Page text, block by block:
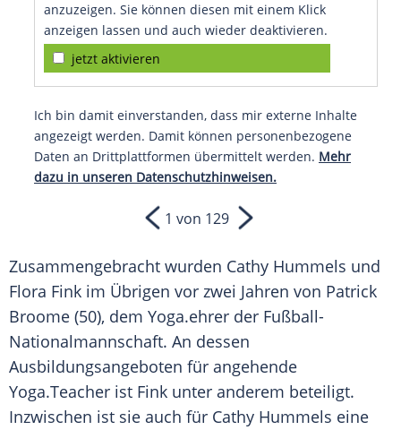
anzuzeigen. Sie können diesen mit einem Klick
anzeigen lassen und auch wieder deaktivieren.
jetzt aktivieren
Ich bin damit einverstanden, dass mir externe Inhalte
angezeigt werden. Damit können personenbezogene
Daten an Drittplattformen übermittelt werden. Mehr
dazu in unseren Datenschutzhinweisen.
1 von 129
Zusammengebracht wurden Cathy Hummels und
Flora Fink im Übrigen vor zwei Jahren von Patrick
Broome (50), dem Yoga.ehrer der Fußball-
Nationalmannschaft. An dessen
Ausbildungsangeboten für angehende
Yoga.Teacher ist Fink unter anderem beteiligt.
Inzwischen ist sie auch für Cathy Hummels eine